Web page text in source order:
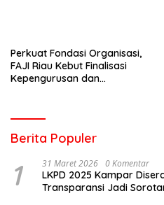
Perkuat Fondasi Organisasi,
FAJI Riau Kebut Finalisasi
Kepengurusan dan
Berita Populer
1 31 Maret 2026 0 Komentar
LKPD 2025 Kampar
Transparansi Jadi